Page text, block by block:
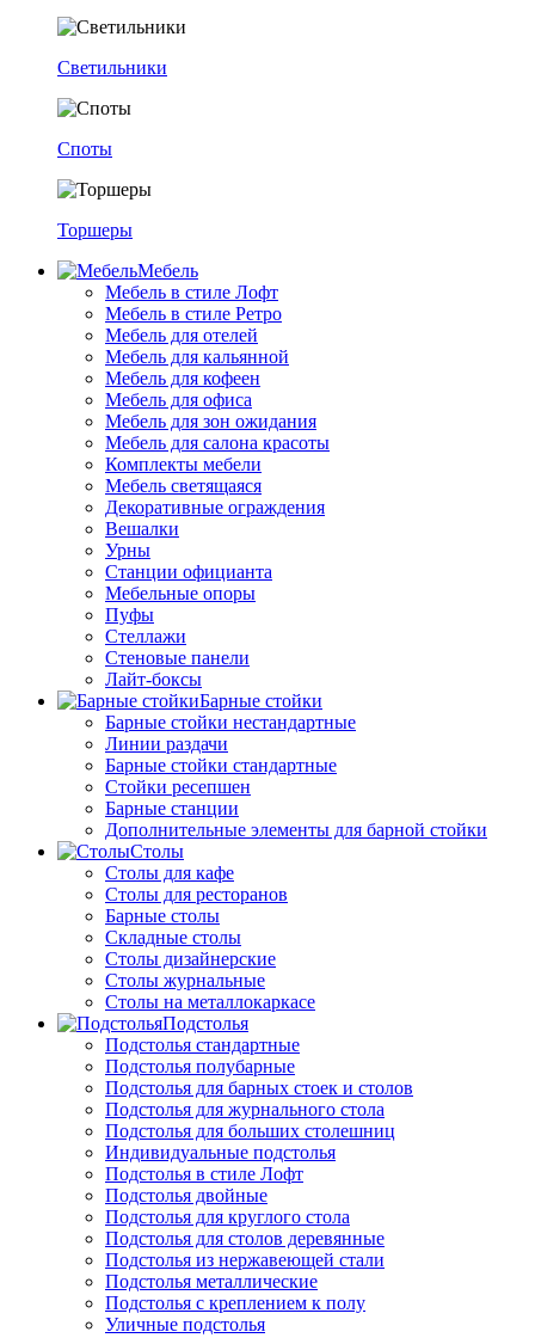
Светильники
Споты
Торшеры
Мебель
Мебель в стиле Лофт
Мебель в стиле Ретро
Мебель для отелей
Мебель для кальянной
Мебель для кофеен
Мебель для офиса
Мебель для зон ожидания
Мебель для салона красоты
Комплекты мебели
Мебель светящаяся
Декоративные ограждения
Вешалки
Урны
Станции официанта
Мебельные опоры
Пуфы
Стеллажи
Стеновые панели
Лайт-боксы
Барные стойки
Барные стойки нестандартные
Линии раздачи
Барные стойки стандартные
Стойки ресепшен
Барные станции
Дополнительные элементы для барной стойки
Столы
Столы для кафе
Столы для ресторанов
Барные столы
Складные столы
Столы дизайнерские
Столы журнальные
Столы на металлокаркасе
Подстолья
Подстолья стандартные
Подстолья полубарные
Подстолья для барных стоек и столов
Подстолья для журнального стола
Подстолья для больших столешниц
Индивидуальные подстолья
Подстолья в стиле Лофт
Подстолья двойные
Подстолья для круглого стола
Подстолья для столов деревянные
Подстолья из нержавеющей стали
Подстолья металлические
Подстолья с креплением к полу
Уличные подстолья